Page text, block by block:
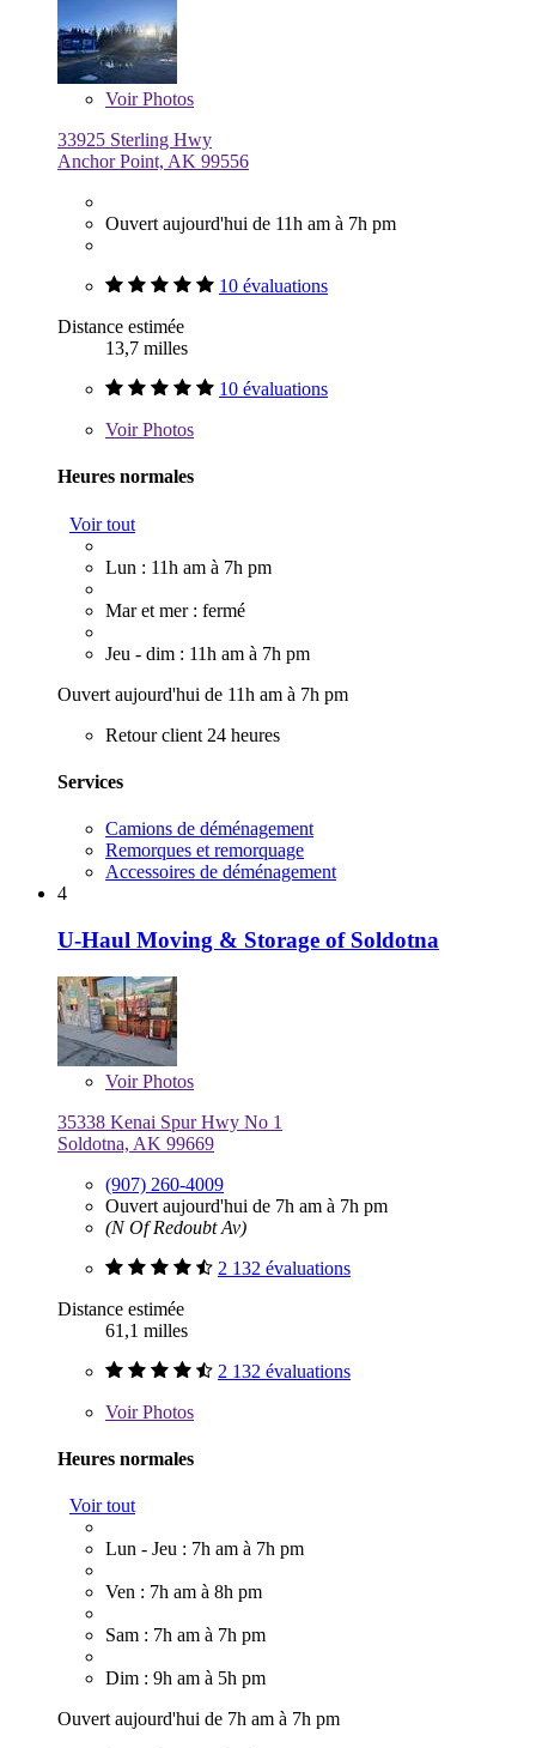
VoirPhotos
33925 Sterling Hwy
Anchor Point, AK 99556
Ouvert aujourd'hui de 11h am à 7h pm
10 évaluations
Distance estimée
13,7 milles
10 évaluations
VoirPhotos
Heures normales
Voir tout
Lun : 11h am à 7h pm
Mar et mer : fermé
Jeu - dim : 11h am à 7h pm
Ouvert aujourd'hui de 11h am à 7h pm
Retour client 24 heures
Services
Camions de déménagement
Remorques et remorquage
Accessoires de déménagement
4
U-Haul Moving & Storage of Soldotna
VoirPhotos
35338 Kenai Spur Hwy No 1
Soldotna, AK 99669
(907) 260-4009
Ouvert aujourd'hui de 7h am à 7h pm
(N Of Redoubt Av)
2 132 évaluations
Distance estimée
61,1 milles
2 132 évaluations
VoirPhotos
Heures normales
Voir tout
Lun - Jeu : 7h am à 7h pm
Ven : 7h am à 8h pm
Sam : 7h am à 7h pm
Dim : 9h am à 5h pm
Ouvert aujourd'hui de 7h am à 7h pm